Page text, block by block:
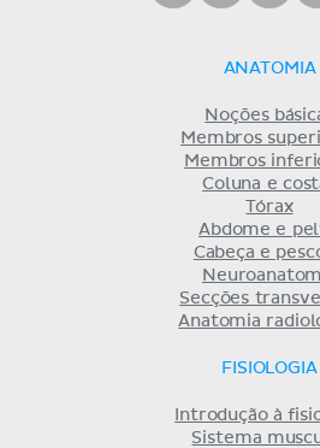
ANATOMIA
Noções
Membros
Membros
Coluna e
Tórax
Abdome e
Cabeça e
Secções
Anatomia
FISIOLOGIA
Introdução à
Sistema